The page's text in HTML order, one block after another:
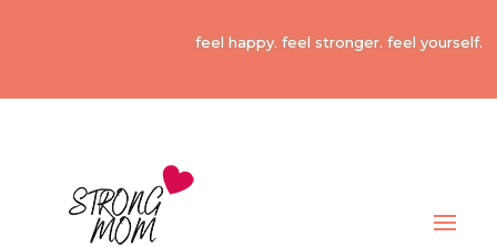
feel happy. feel stronger. feel yourself.